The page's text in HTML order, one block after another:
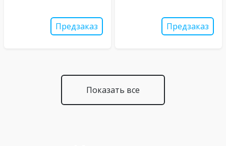
Предзаказ Предзаказ
Показать все